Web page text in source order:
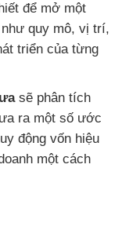
để mở một
quy mô, vị trí,
triển của từng
sẽ phân tích
ra một số ước
động vốn hiệu
một cách